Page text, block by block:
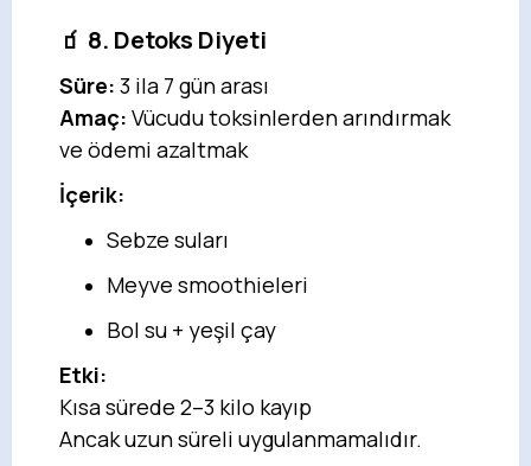
🧃 8. Detoks Diyeti
Süre: 3 ila 7 gün arası
Amaç: Vücudu toksinlerden arındırmak
ve ödemi azaltmak
İçerik:
Sebze suları
Meyve smoothieleri
Bol su + yeşil çay
Etki:
Kısa sürede 2–3 kilo kayıp
Ancak uzun süreli uygulanmamalıdır.